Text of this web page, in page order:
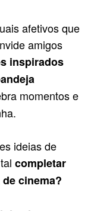
afetivos que
amigos
inspirados
momentos e
ideias de
completar
cinema?